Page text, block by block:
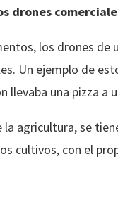
drones
los drones de
Un ejemplo de
llevaba una pizza a
la agricultura, se
cultivos, con el